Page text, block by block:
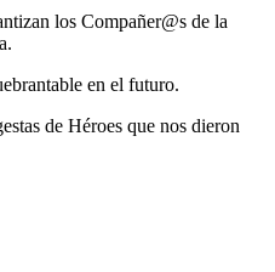
los Compañer@s de la
en el futuro.
de Héroes que nos dieron